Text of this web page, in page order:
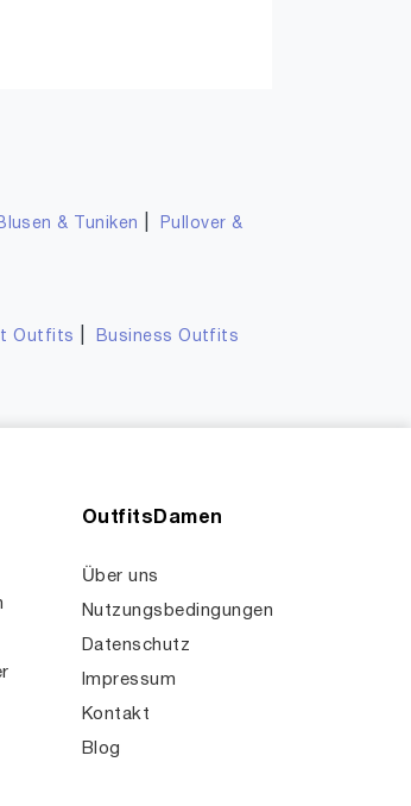
& Tuniken
Pullover &
Outfits Business Outfits
OutfitsDamen
Über uns
Nutzungsbedingungen
Datenschutz
Impressum
Kontakt
Blog